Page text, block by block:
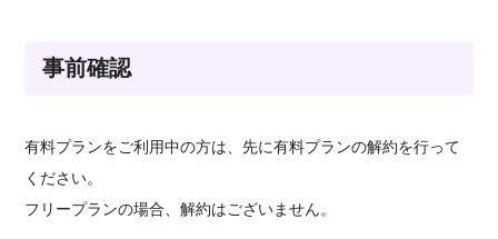
事前確認
有料プランをご利用中の方は、先に有料プランの解約を行って
ください。
フリープランの場合、解約はございません。